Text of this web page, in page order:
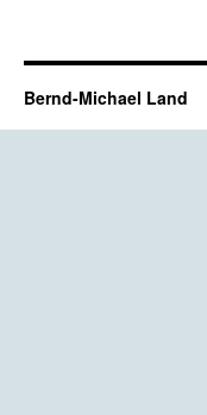
Bernd-Michael Land